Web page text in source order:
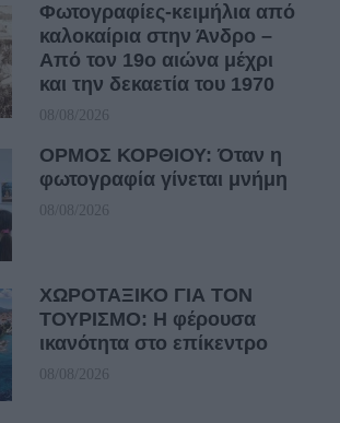
Φωτογραφίες-κειμήλια από
καλοκαίρια στην Άνδρο –
Από τον 19ο αιώνα μέχρι
και την δεκαετία του 1970
08/08/2026
ΟΡΜΟΣ ΚΟΡΘΙΟΥ: Όταν η
φωτογραφία γίνεται μνήμη
08/08/2026
ΧΩΡΟΤΑΞΙΚΟ ΓΙΑ ΤΟΝ
ΤΟΥΡΙΣΜΟ: Η φέρουσα
ικανότητα στο επίκεντρο
08/08/2026